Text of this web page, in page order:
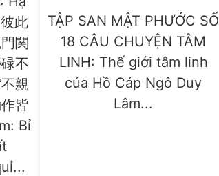
此
関
不
親
皆
Bỉ
TẬP SAN MẬT PHƯỚC SỐ
18 CÂU CHUYỆN TÂM
LINH: Thế giới tâm linh
của Hồ Cáp Ngô Duy
Lâm...